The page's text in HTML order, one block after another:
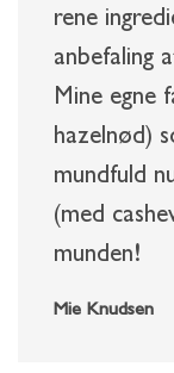
rene
anbefaling
Mine egne
hazelnød)
mundfuld
(med
munden!
Mie Knudsen